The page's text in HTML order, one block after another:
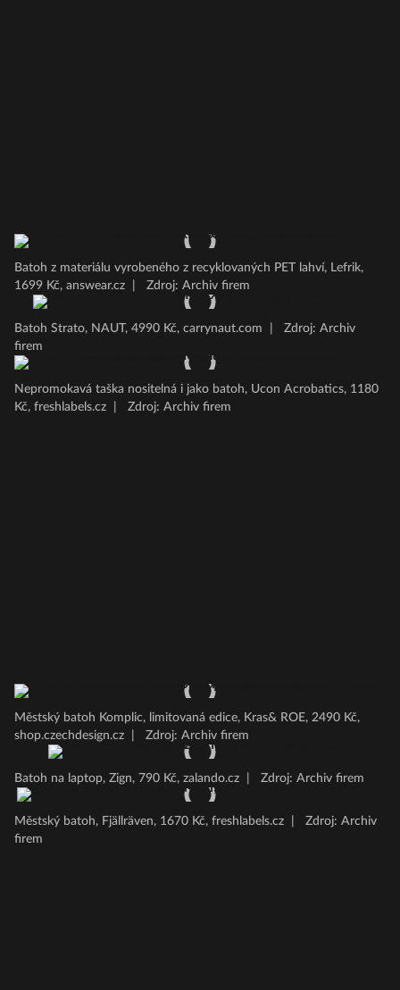
Batoh z materiálu vyrobeného z recyklovaných PET lahví, Lefrik,
1699 Kč, answear.cz
Zdroj: Archiv firem
Batoh Strato, NAUT, 4990 Kč, carrynaut.com
Zdroj: Archiv
firem
Nepromokavá taška nositelná i jako batoh, Ucon Acrobatics, 1180
Kč, freshlabels.cz
Zdroj: Archiv firem
Městský batoh Komplic, limitovaná edice, Kras& ROE, 2490 Kč,
shop.czechdesign.cz
Zdroj: Archiv firem
Batoh na laptop, Zign, 790 Kč, zalando.cz Zdroj: Archiv firem
Městský batoh, Fjällräven, 1670 Kč, freshlabels.cz
Zdroj: Archiv
firem